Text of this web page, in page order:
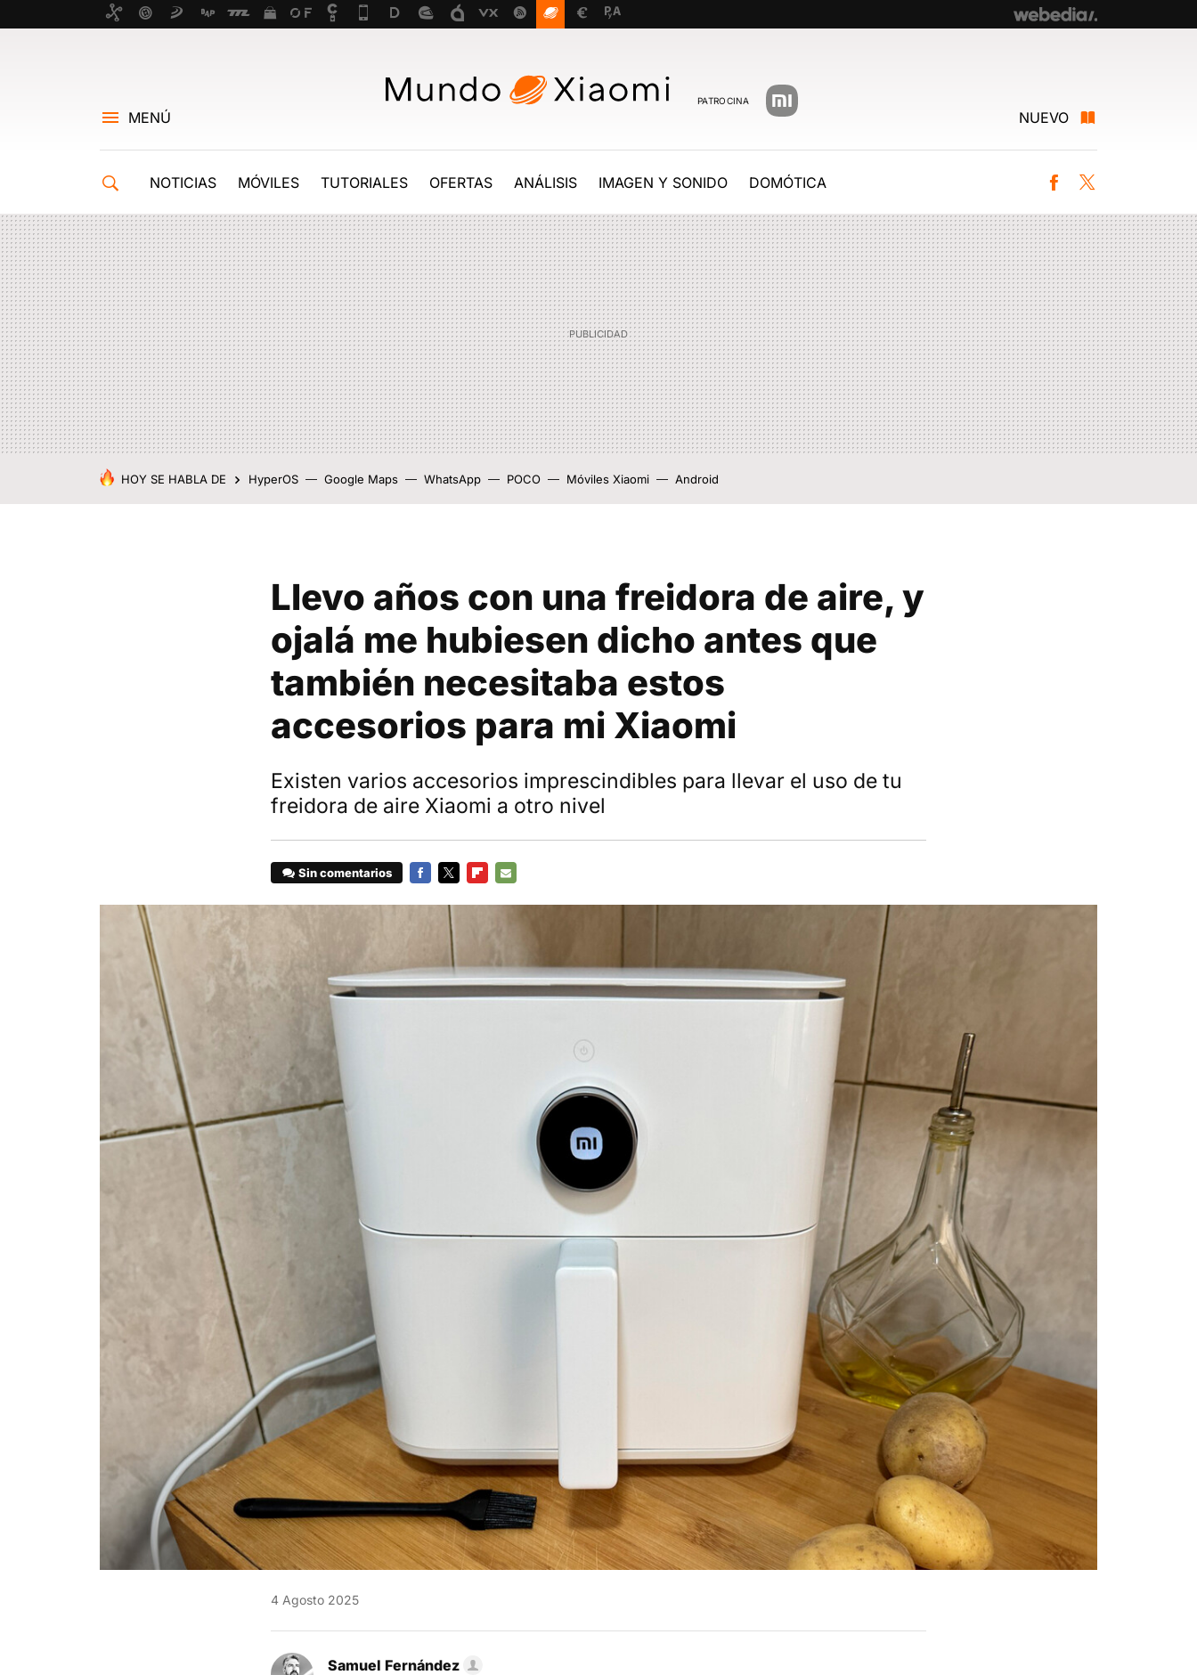
PATROCINA
MENÚ NUEVO
NOTICIAS MÓVILES TUTORIALES OFERTAS ANÁLISIS IMAGEN Y SONIDO DOMÓTICA Facebook
HOY SE HABLA DE HyperOS Google Maps WhatsApp POCO Móviles Xiaomi Android
Llevo años con una freidora de aire, y
ojalá me hubiesen dicho antes que
también necesitaba estos
accesorios para mi Xiaomi
Existen varios accesorios imprescindibles para llevar el uso de tu
freidora de aire Xiaomi a otro nivel
Sin comentarios
4 Agosto 2025
Samuel Fernández